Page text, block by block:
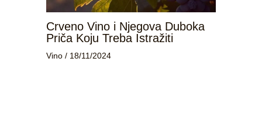
Crveno Vino i Njegova Duboka
Priča Koju Treba Istražiti
Vino / 18/11/2024